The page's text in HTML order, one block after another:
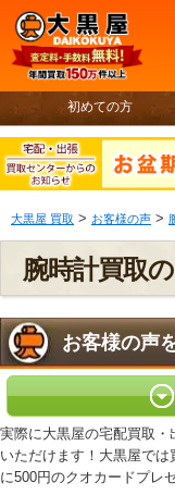
初めての方
大黒屋 買取 > お客様の声 >
腕時計買取
お客様の声
実際に大黒屋の宅配買取
いただけます！大黒屋で
に500円のクオカードプレ